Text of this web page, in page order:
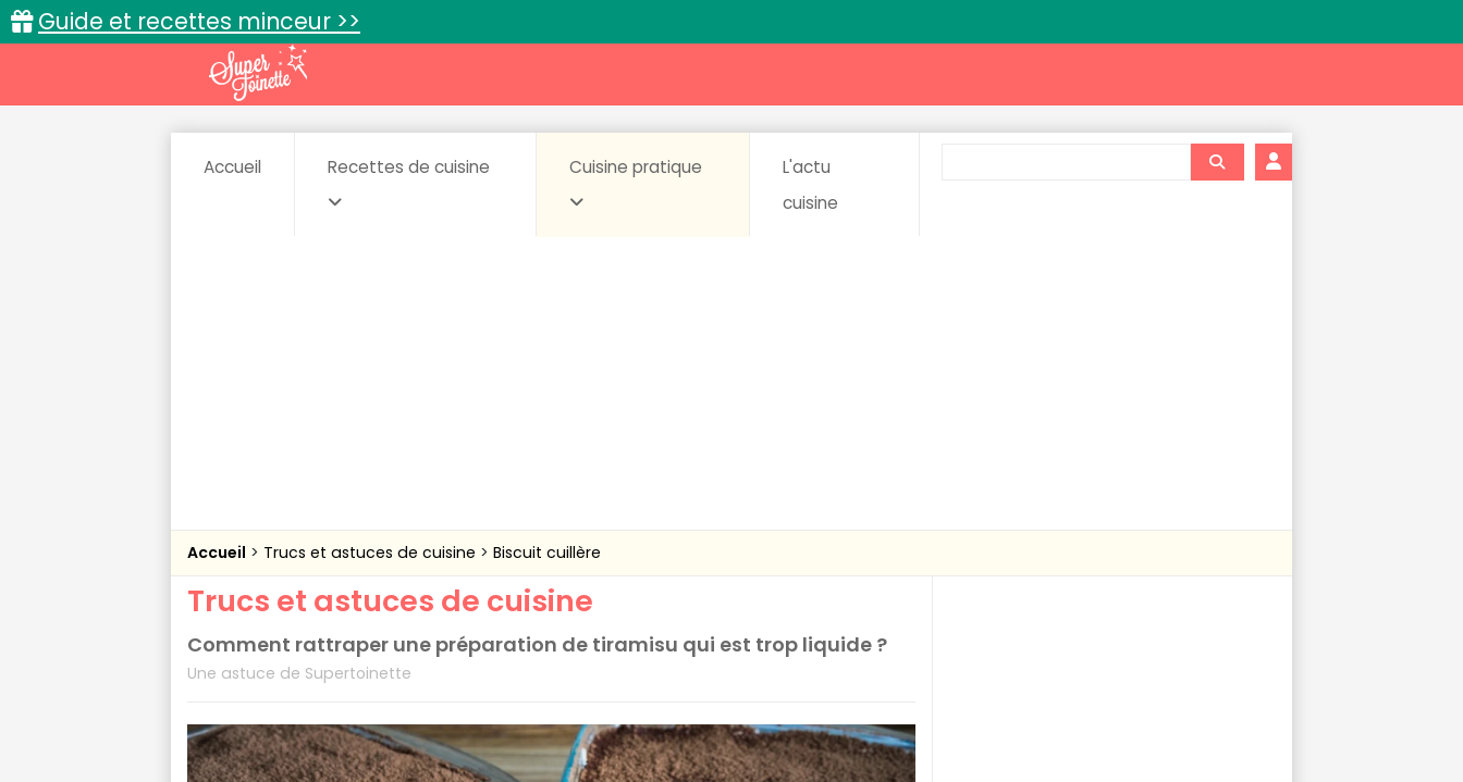
Guide et recettes minceur >>
Accueil Recettes de cuisine Cuisine pratique
L'actu
cuisine
Accueil Trucs et astuces de cuisine Biscuit cuillère
Trucs et astuces de cuisine
Comment rattraper une préparation de tiramisu qui est trop liquide ?
Une astuce de Supertoinette